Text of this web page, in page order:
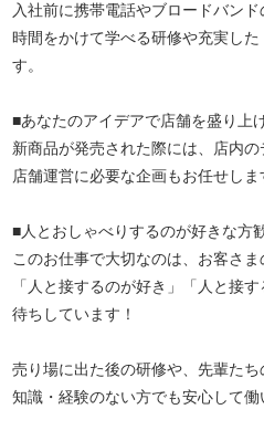
入社前に携帯電話やブロードバンド
時間をかけて学べる研修や充実し
す。
■あなたのアイデアで店舗を盛り上
新商品が発売された際には、店内
店舗運営に必要な企画もお任せしま
■人とおしゃべりするのが好きな方
このお仕事で大切なのは、お客さま
「人と接するのが好き」「人と接
待ちしています！
売り場に出た後の研修や、先輩た
知識・経験のない方でも安心して働